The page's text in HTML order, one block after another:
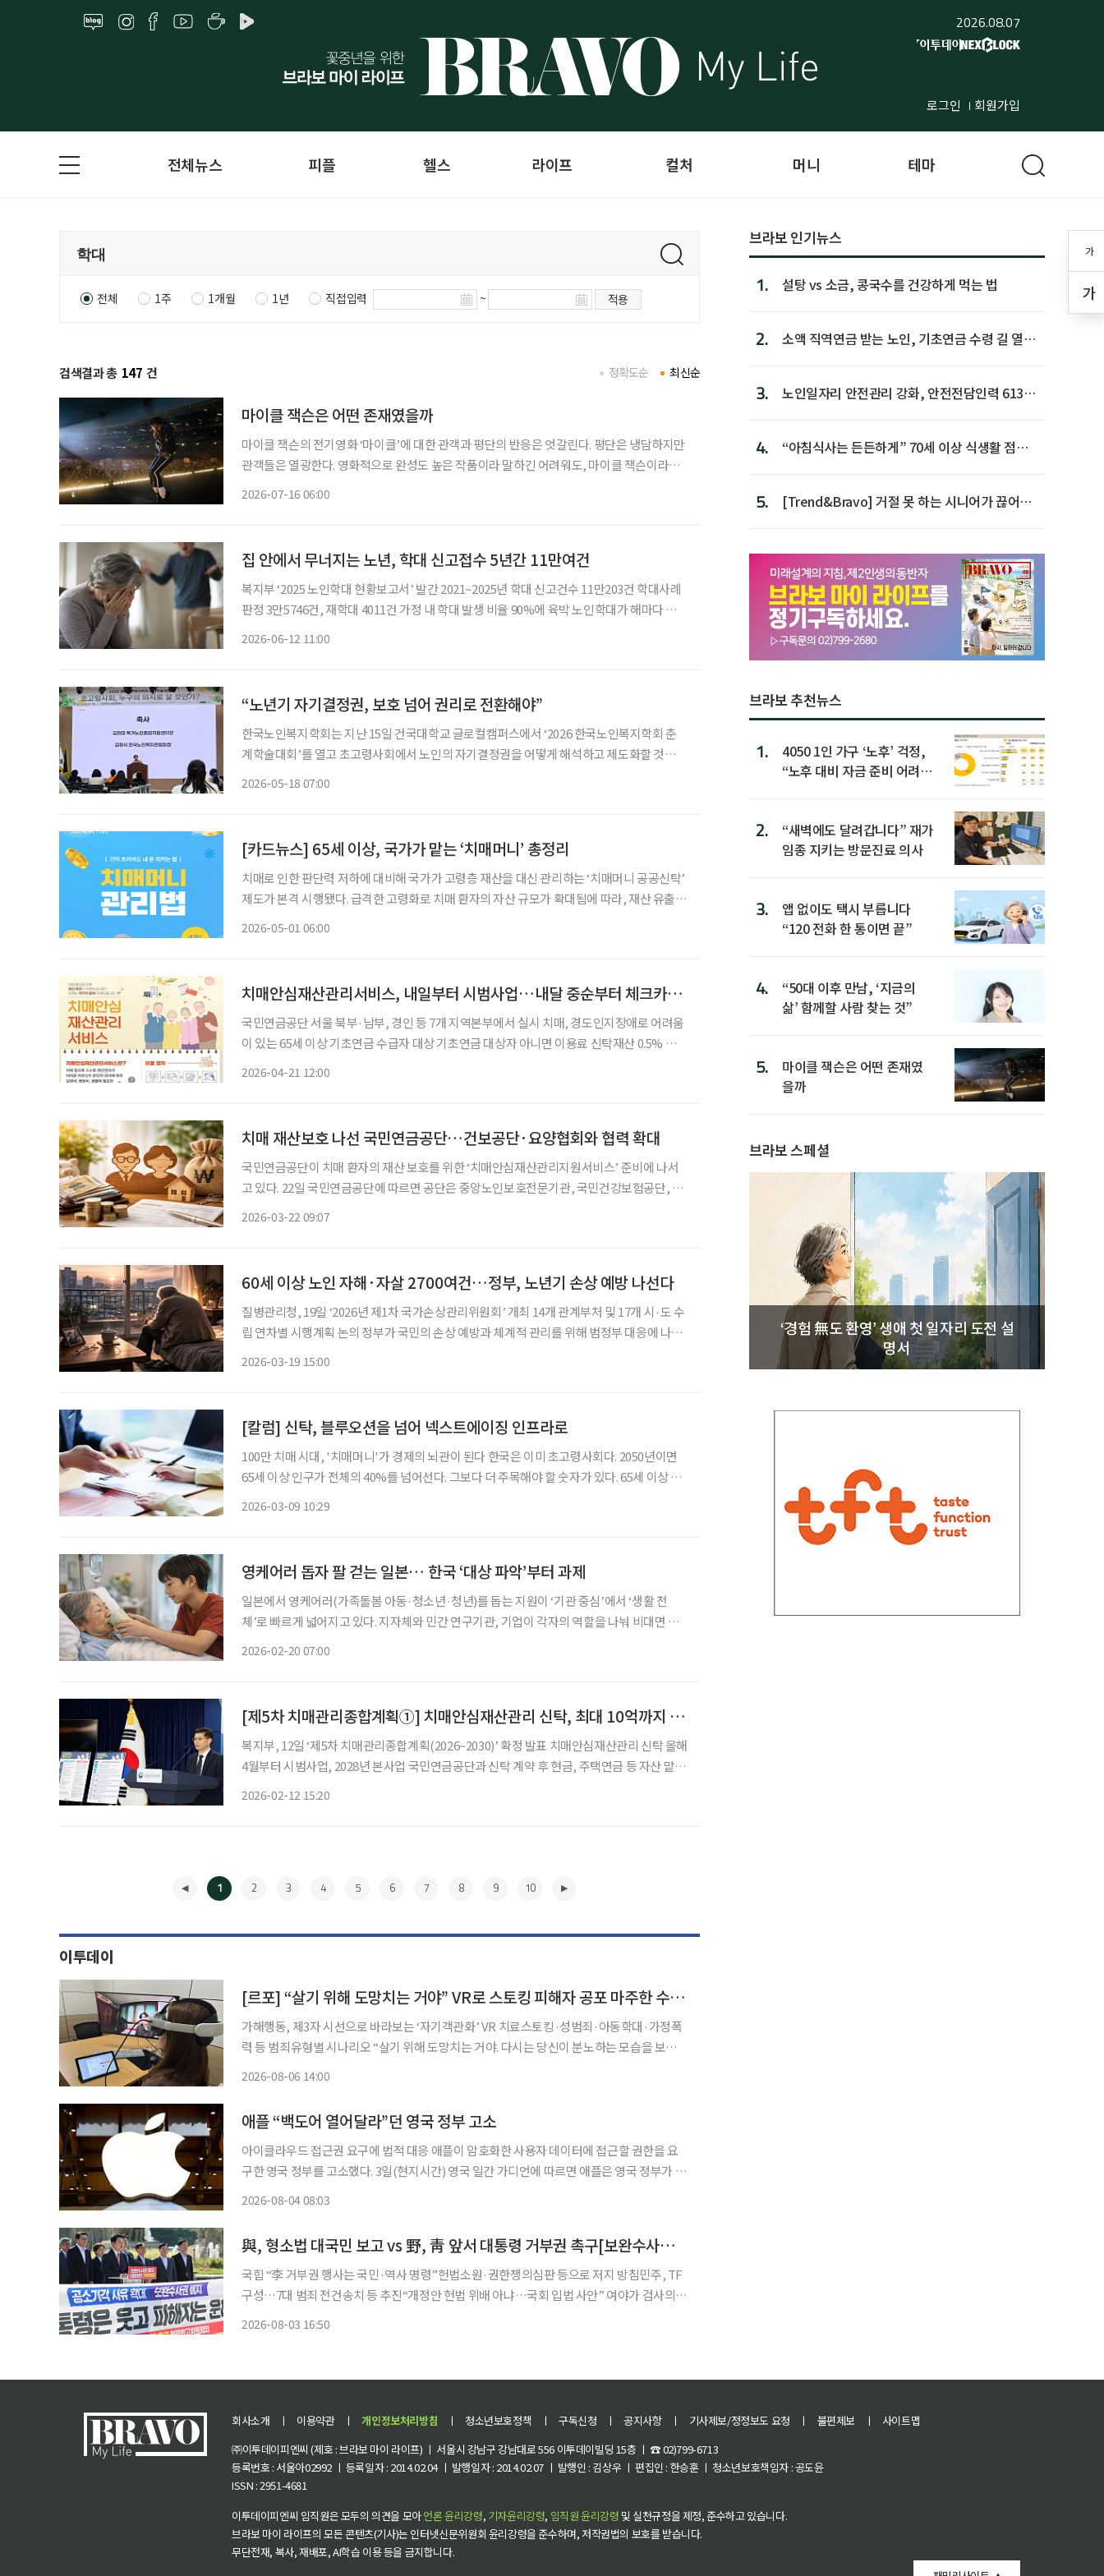
2026.08.07
로그인 회원가입
가
가
전체뉴스 피플 헬스 라이프 컬처 머니 테마
전체 1주 1개월 1년 직접입력 ~ 적용
검색결과 총 147 건 최신순
정확도순
마이클 잭슨은 어떤 존재였을까
마이클 잭슨의 전기영화 ‘마이클’에 대한 관객과 평단의 반응은 엇갈린다. 평단은 냉담하지만
관객들은 열광한다. 영화적으로 완성도 높은 작품이라 말하긴 어려워도, 마이클 잭슨이라는
2026-07-16 06:00
집 안에서 무너지는 노년, 학대 신고접수 5년간 11만여건
복지부 ‘2025 노인학대 현황보고서’ 발간 2021~2025년 학대 신고건수 11만203건 학대사례
판정 3만5746건, 재학대 4011건 가정 내 학대 발생 비율 90%에 육박 노인학대가 해마다 증
2026-06-12 11:00
“노년기 자기결정권, 보호 넘어 권리로 전환해야”
한국노인복지학회는 지난 15일 건국대학교 글로컬캠퍼스에서 ‘2026 한국노인복지학회 춘
계학술대회’를 열고 초고령사회에서 노인의 자기결정권을 어떻게 해석하고 제도화할 것인지
2026-05-18 07:00
[카드뉴스] 65세 이상, 국가가 맡는 ‘치매머니’ 총정리
치매로 인한 판단력 저하에 대비해 국가가 고령층 재산을 대신 관리하는 ‘치매머니 공공신탁’
제도가 본격 시행됐다. 급격한 고령화로 치매 환자의 자산 규모가 확대됨에 따라, 재산 유출
2026-05-01 06:00
치매안심재산관리서비스, 내일부터 시범사업…내달 중순부터 체크카드 연계도
국민연금공단 서울 북부·남부, 경인 등 7개 지역본부에서 실시 치매, 경도인지장애로 어려움
이 있는 65세 이상 기초연금 수급자 대상 기초연금 대상자 아니면 이용료 신탁재산 0.5% 부담
2026-04-21 12:00
치매 재산보호 나선 국민연금공단…건보공단·요양협회와 협력 확대
국민연금공단이 치매 환자의 재산 보호를 위한 ‘치매안심재산관리지원서비스’ 준비에 나서
고 있다. 22일 국민연금공단에 따르면 공단은 중앙노인보호전문기관, 국민건강보험공단, 한
2026-03-22 09:07
60세 이상 노인 자해·자살 2700여건…정부, 노년기 손상 예방 나선다
질병관리청, 19일 ‘2026년 제1차 국가손상관리위원회’ 개최 14개 관계부처 및 17개 시·도 수
립 연차별 시행계획 논의 정부가 국민의 손상 예방과 체계적 관리를 위해 범정부 대응에 나선
2026-03-19 15:00
[칼럼] 신탁, 블루오션을 넘어 넥스트에이징 인프라로
100만 치매 시대, '치매머니'가 경제의 뇌관이 된다 한국은 이미 초고령사회다. 2050년이면
65세 이상 인구가 전체의 40%를 넘어선다. 그보다 더 주목해야 할 숫자가 있다. 65세 이상 치
2026-03-09 10:29
영케어러 돕자 팔 걷는 일본… 한국 ‘대상 파악’부터 과제
일본에서 영케어러(가족돌봄 아동·청소년·청년)를 돕는 지원이 ‘기관 중심’에서 ‘생활 전
체’로 빠르게 넓어지고 있다. 지자체와 민간 연구기관, 기업이 각자의 역할을 나눠 비대면 상
2026-02-20 07:00
[제5차 치매관리종합계획①] 치매안심재산관리 신탁, 최대 10억까지 허용
복지부, 12일 ‘제5차 치매관리종합계획(2026~2030)’ 확정 발표 치매안심재산관리 신탁 올해
4월부터 시범사업, 2028년 본사업 국민연금공단과 신탁 계약 후 현금, 주택연금 등 자산 맡겨
2026-02-12 15:20
1 2 3 4 5 6 7 8 9 10
이투데이
[르포] “살기 위해 도망치는 거야” VR로 스토킹 피해자 공포 마주한 수형자들
가해행동, 제3자 시선으로 바라보는 ‘자기객관화’ VR 치료스토킹·성범죄·아동학대·가정폭
력 등 범죄유형별 시나리오 “살기 위해 도망치는 거야. 다시는 당신이 분노하는 모습을 보고
2026-08-06 14:00
애플 “백도어 열어달라”던 영국 정부 고소
아이클라우드 접근권 요구에 법적 대응 애플이 암호화한 사용자 데이터에 접근할 권한을 요
구한 영국 정부를 고소했다. 3일(현지시간) 영국 일간 가디언에 따르면 애플은 영국 정부가 암
2026-08-04 08:03
與, 형소법 대국민 보고 vs 野, 靑 앞서 대통령 거부권 촉구[보완수사권 폐지 후폭풍①]
국힘 “李 거부권 행사는 국민·역사 명령”헌법소원·권한쟁의심판 등으로 저지 방침민주, TF
구성…7대 범죄 전건송치 등 추진“개정안 헌법 위배 아냐…국회 입법 사안” 여야가 검사의
2026-08-03 16:50
브라보 인기뉴스
1. 설탕 vs 소금, 콩국수를 건강하게 먹는 법
2.
소액 직역연금 받는 노인, 기초연금 수령 길 열린
3.
노인일자리 안전관리 강화, 안전전담인력 613명
4.
“아침식사는 든든하게” 70세 이상 식생활 점수
5.
[Trend&Bravo] 거절 못 하는 시니어가 끊어야
브라보 추천뉴스
1.
4050 1인 가구 ‘노후’ 걱정,
“노후 대비 자금 준비 어려
2.
“새벽에도 달려갑니다” 재가
임종 지키는 방문진료 의사
3.
앱 없이도 택시 부릅니다
“120 전화 한 통이면 끝”
4.
“50대 이후 만남, ‘지금의
삶’ 함께할 사람 찾는 것”
5.
마이클 잭슨은 어떤 존재였
을까
브라보 스페셜
‘경험 無도 환영’ 생애 첫 일자리 도전 설
명서
회사소개 ㅣ 이용약관 ㅣ 개인정보처리방침 ㅣ 청소년보호정책 ㅣ 구독신청 ㅣ 공지사항 ㅣ 기사제보/정정보도 요청 ㅣ 불편제보 ㅣ
사이트맵
㈜이투데이피엔씨 (제호 : 브라보 마이 라이프) ㅣ 서울시 강남구 강남대로 556 이투데이빌딩 15층 ㅣ ☎ 02)799-6713
등록번호 : 서울아02992 ㅣ 등록일자 : 2014.02.04 ㅣ 발행일자 : 2014.02.07 ㅣ 발행인 : 김상우 ㅣ 편집인 : 한승훈 ㅣ 청소년보호책임자 : 공도윤
ISSN : 2951-4681
이투데이피엔씨 임직원은 모두의 의견을 모아언론 윤리강령, 기자윤리강령, 임직원 윤리강령 및 실천규정을 제정, 준수하고 있습니다.
브라보 마이 라이프의 모든 콘텐츠(기사)는 인터넷신문위원회 윤리강령을 준수하며, 저작권법의 보호를 받습니다.
무단전재, 복사, 재배포, AI학습 이용 등을 금지합니다.